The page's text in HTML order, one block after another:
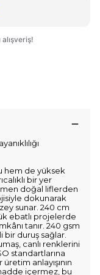
hem de yüksek
bir yer
doğal liflerden
dokunarak
sunar. 240 cm
ebatlı projelerde
tanır. 240 gsm
bir duruş sağlar.
canlı renklerini
standartlarına
anlayışının
içermez, bu